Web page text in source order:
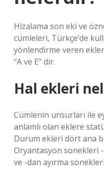
Hizalama son eki ve
cümleleri, Türkçe’de
yönlendirme veren
“A ve E” dir.
Hal ekleri
Cümlenin unsurları ile
anlamlı olan eklere
Durum ekleri dört ana
Oryantasyon sonekleri -
ve -dan ayırma